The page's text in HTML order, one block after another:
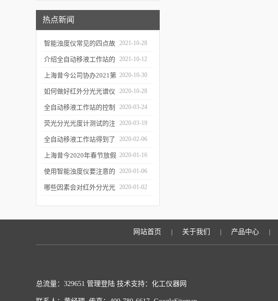
热点新闻
智能浊度仪常见的四点故
障
2021-10-28
介绍全自动移液工作站的
三种移液方式
2021-10-12
上海昔今公司协办2021第
二届上海沪助科研圈发展
年会
2020-10-30
如何做好红外分光光谱仪
的防潮工作
2020-10-28
全自动移液工作站的控制
软件有哪些特点
2020-03-24
荧光分光光度计测试的注
意事项有哪些
2020-03-19
全自动移液工作站得到了
广泛的应用
2020-02-06
上海昔今2020年春节放假
通知
2020-01-16
使用智能浊度仪要注意的
几个要点
2020-01-06
哪些因素会对红外分光光 2020-01-02
网站首页 关于我们 产品中心
总流量：329651 管理登陆 技术支持：化工仪器网